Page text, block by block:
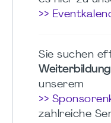
>>
Sie suchen
unserem
>>
zahlreiche